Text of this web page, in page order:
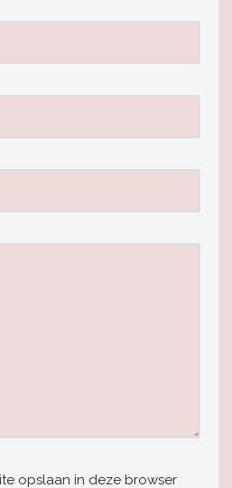
opslaan in deze browser